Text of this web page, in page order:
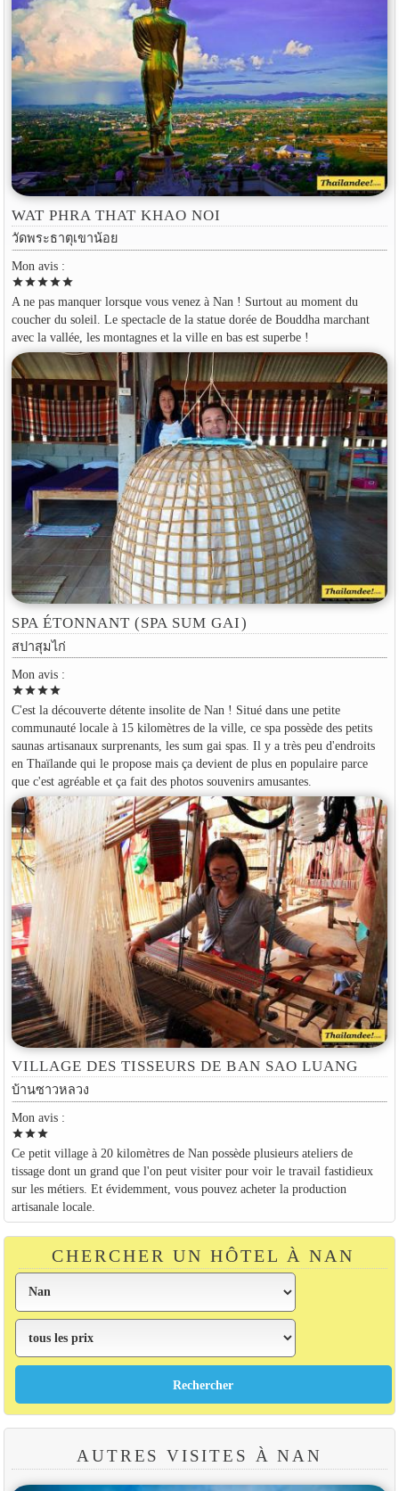
WAT PHRA THAT KHAO NOI
วัดพระธาตุเขาน้อย
Mon avis :
starstarstarstarstar
A ne pas manquer lorsque vous venez à Nan ! Surtout au moment du
coucher du soleil. Le spectacle de la statue dorée de Bouddha marchant
avec la vallée, les montagnes et la ville en bas est superbe !
SPA ÉTONNANT (SPA SUM GAI)
สปาสุมไก่
Mon avis :
starstarstarstar
C'est la découverte détente insolite de Nan ! Situé dans une petite
communauté locale à 15 kilomètres de la ville, ce spa possède des petits
saunas artisanaux surprenants, les sum gai spas. Il y a très peu d'endroits
en Thaïlande qui le propose mais ça devient de plus en populaire parce
que c'est agréable et ça fait des photos souvenirs amusantes.
VILLAGE DES TISSEURS DE BAN SAO LUANG
บ้านซาวหลวง
Mon avis :
starstarstar
Ce petit village à 20 kilomètres de Nan possède plusieurs ateliers de
tissage dont un grand que l'on peut visiter pour voir le travail fastidieux
sur les métiers. Et évidemment, vous pouvez acheter la production
artisanale locale.
CHERCHER UN HÔTEL À NAN
AUTRES VISITES À NAN